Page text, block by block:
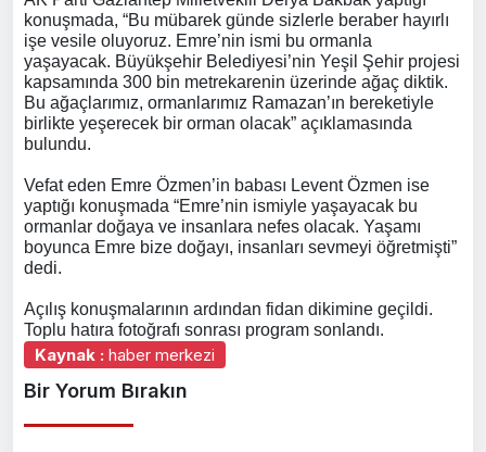
konuşmada, “Bu mübarek günde sizlerle beraber hayırlı
işe vesile oluyoruz. Emre’nin ismi bu ormanla
yaşayacak. Büyükşehir Belediyesi’nin Yeşil Şehir projesi
kapsamında 300 bin metrekarenin üzerinde ağaç diktik.
Bu ağaçlarımız, ormanlarımız Ramazan’ın bereketiyle
birlikte yeşerecek bir orman olacak” açıklamasında
bulundu.
Vefat eden Emre Özmen’in babası Levent Özmen ise
yaptığı konuşmada “Emre’nin ismiyle yaşayacak bu
ormanlar doğaya ve insanlara nefes olacak. Yaşamı
boyunca Emre bize doğayı, insanları sevmeyi öğretmişti”
dedi.
Açılış konuşmalarının ardından fidan dikimine geçildi.
Toplu hatıra fotoğrafı sonrası program sonlandı.
Kaynak : haber merkezi
Bir Yorum Bırakın